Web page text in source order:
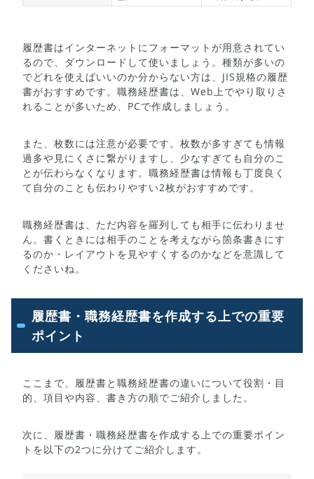
履歴書はインターネットにフォーマットが用意されてい
るので、ダウンロードして使いましょう。種類が多いの
でどれを使えばいいのか分からない方は、JIS規格の履歴
書がおすすめです。職務経歴書は、Web上でやり取りさ
れることが多いため、PCで作成しましょう。
また、枚数には注意が必要です。枚数が多すぎても情報
過多や見にくさに繋がりますし、少なすぎても自分のこ
とが伝わらなくなります。職務経歴書は情報も丁度良く
て自分のことも伝わりやすい2枚がおすすめです。
職務経歴書は、ただ内容を羅列しても相手に伝わりませ
ん。書くときには相手のことを考えながら箇条書きにす
るのか・レイアウトを見やすくするのかなどを意識して
くださいね。
履歴書・職務経歴書を作成する上での重要
ポイント
ここまで、履歴書と職務経歴書の違いについて役割・目
的、項目や内容、書き方の順でご紹介しました。
次に、履歴書・職務経歴書を作成する上での重要ポイン
トを以下の2つに分けてご紹介します。